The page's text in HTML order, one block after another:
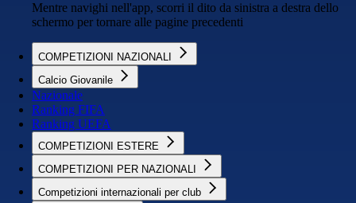
Mentre navighi nell'app, scorri il dito da sinistra a destra dello
schermo per tornare alle pagine precedenti
COMPETIZIONI NAZIONALI
Calcio Giovanile
Nazionale
Ranking FIFA
Ranking UEFA
COMPETIZIONI ESTERE
COMPETIZIONI PER NAZIONALI
Competizioni internazionali per club